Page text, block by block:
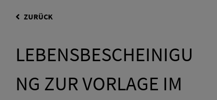
ZURÜCK
LEBENSBESCHEINIGU
NG ZUR VORLAGE IM